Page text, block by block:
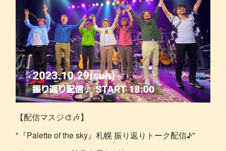
【配信マスジ🎨🎶】
"『Palette of the sky』札幌 振り返りトーク配信♪"